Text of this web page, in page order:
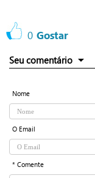
0 Gostar
Seu comentário
Nome
O Email
* Comente